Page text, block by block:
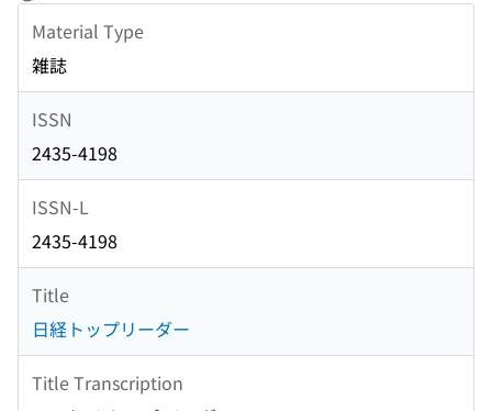
Material Type
雑誌
ISSN
2435-4198
ISSN-L
2435-4198
Title
日経トップリーダー
Title Transcription